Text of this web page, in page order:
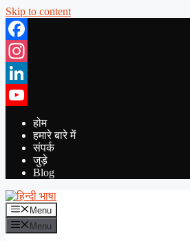
Skip to content
Facebook
Instagram
LinkedIn
YouTube
होम
हमारे बारे में
संपर्क
जुड़े
Blog
Menu
Menu